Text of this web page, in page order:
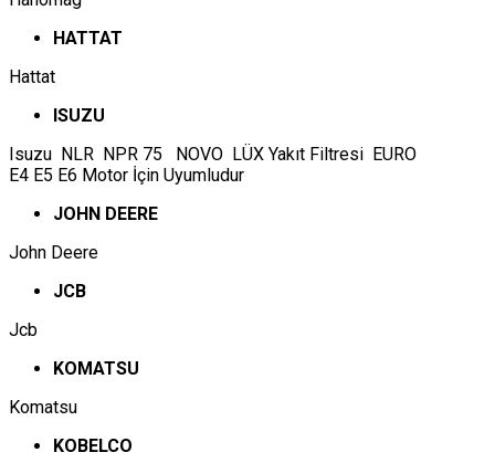
HATTAT
Hattat
ISUZU
Isuzu NLR NPR 75 NOVO LÜX Yakıt Filtresi EURO
E4 E5 E6 Motor İçin Uyumludur
JOHN DEERE
John Deere
JCB
Jcb
KOMATSU
Komatsu
KOBELCO